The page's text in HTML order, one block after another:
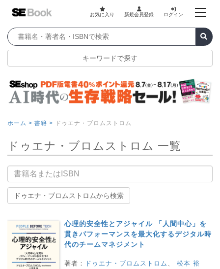
お気に入り 新規会員登録 ログイン
キーワードで探す
ホーム > 書籍 > ドゥエナ・ブロムストロム
ドゥエナ・ブロムストロム 一覧
書籍名
ドゥエナ・ブロムストロムから検索
心理的安全性とアジャイル 「人間中心」を
貫きパフォーマンスを最大化するデジタル時
代のチームマネジメント
著者： ドゥエナ・ブロムストロム
松本 裕